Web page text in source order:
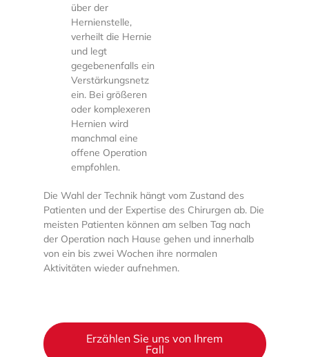
über der
Hernienstelle,
verheilt die Hernie
und legt
gegebenenfalls ein
Verstärkungsnetz
ein. Bei größeren
oder komplexeren
Hernien wird
manchmal eine
offene Operation
empfohlen.
Die Wahl der Technik hängt vom Zustand des
Patienten und der Expertise des Chirurgen ab. Die
meisten Patienten können am selben Tag nach
der Operation nach Hause gehen und innerhalb
von ein bis zwei Wochen ihre normalen
Aktivitäten wieder aufnehmen.
Erzählen Sie uns von Ihrem
Fall